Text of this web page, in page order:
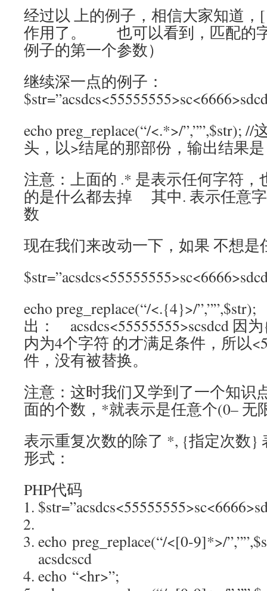
经过以 上的例子，相信大家知道
作用了。 也可以看到，匹配的字
例子的第一个参数）
继续深一点的例子：
echo preg_replace(“/<.*>/”,””,$str);
头，以>结尾的那部份，输出结果是
注意：上面的 .* 是表示任何字符，
的是什么都去掉 其中. 表示任意
数
现在我们来改动一下，如果 不想是
echo preg_replace(“/<.{4}>/
出： acsdcs<55555555>scsdcd 因
内为4个字符 的才满足条件，所以
件，没有被替换。
注意：这时我们又学到了一个知识
面的个数，*就表示是任意个(0– 无
表示重复次数的除了 *, {指定次数}
形式：
PHP代码
echo preg_replace(“/<[0-9]*>/
acsdcscd
echo “<hr>”;